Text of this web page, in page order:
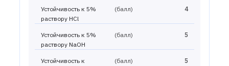
Устойчивость к 5%
раствору HCl
(балл) 4
Устойчивость к 5%
раствору NaOH
(балл) 5
Устойчивость к
(балл) 5